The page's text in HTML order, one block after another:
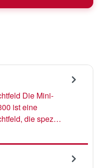
Die Mini-
ist eine
die spez…